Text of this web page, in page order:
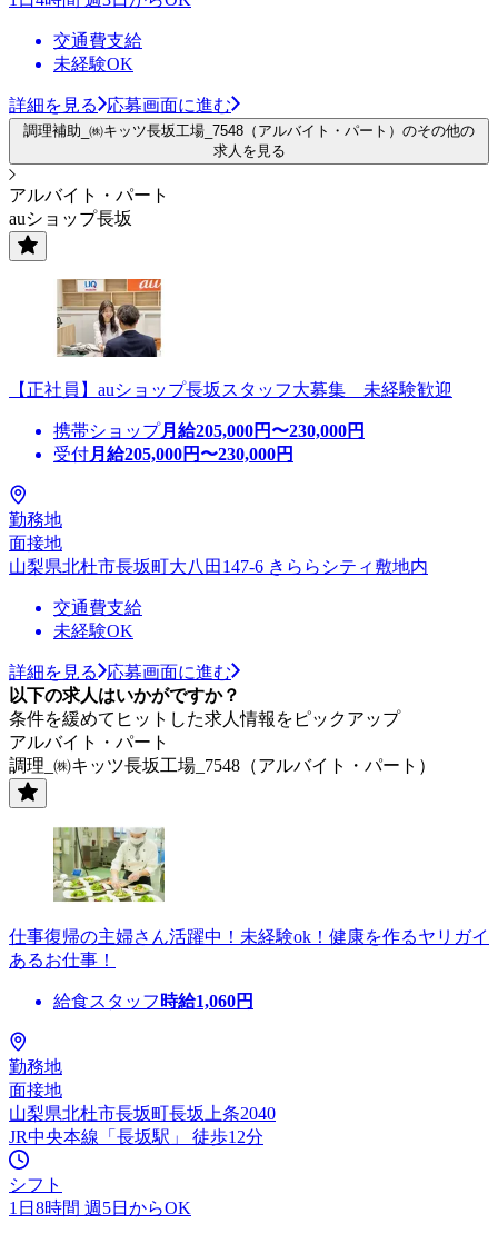
交通費支給
未経験OK
詳細を見る 応募画面に進む
調理補助_㈱キッツ長坂工場_7548（アルバイト・パート）のその他の
求人を見る
アルバイト・パート
auショップ長坂
【正社員】auショップ長坂スタッフ大募集 未経験歓迎
携帯ショップ月給205,000円〜230,000円
受付月給205,000円〜230,000円
勤務地
面接地
山梨県北杜市長坂町大八田147-6 きららシティ敷地内
交通費支給
未経験OK
詳細を見る
応募画面に進む
以下の求人はいかがですか？
条件を緩めてヒットした求人情報をピックアップ
アルバイト・パート
調理_㈱キッツ長坂工場_7548（アルバイト・パート）
仕事復帰の主婦さん活躍中！未経験ok！健康を作るヤリガイ
あるお仕事！
給食スタッフ 時給1,060円
勤務地
面接地
山梨県北杜市長坂町長坂上条2040
JR中央本線「長坂駅」 徒歩12分
シフト
1日8時間 週5日からOK